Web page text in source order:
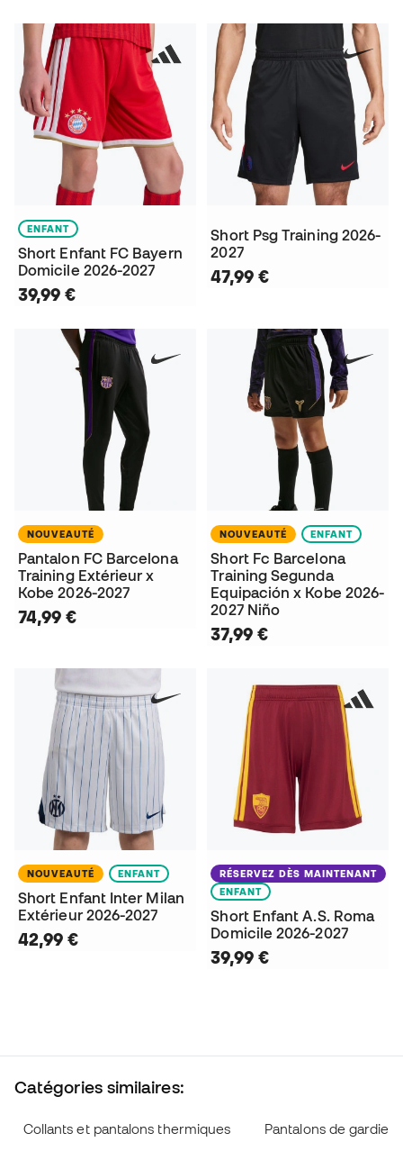
ENFANT
Short Enfant FC Bayern
Domicile 2026-2027
39,99 €
Short Psg Training 2026-
2027
47,99 €
NOUVEAUTÉ
Pantalon FC Barcelona
Training Extérieur x
Kobe 2026-2027
74,99 €
NOUVEAUTÉ ENFANT
Short Fc Barcelona
Training Segunda
Equipación x Kobe 2026-
2027 Niño
37,99 €
NOUVEAUTÉ ENFANT
Short Enfant Inter Milan
Extérieur 2026-2027
42,99 €
RÉSERVEZ DÈS MAINTENANT
ENFANT
Short Enfant A.S. Roma
Domicile 2026-2027
39,99 €
Catégories similaires:
Collants et pantalons thermiques Pantalons de gardien